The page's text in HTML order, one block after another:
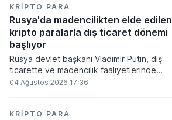
kayıplarının tetikleyeceği kredi krizinin
küresel likidite artışına yol açacağını belirtti
ve bitcoinin bu süreçte en hızlı tepki veren
varlık olacağı vurguladı.
KRIPTO PARA
Rusya'da madencilikten elde edilen
kripto paralarla dış ticaret dönemi
başlıyor
Rusya devlet başkanı Vladimir Putin, dış
ticarette ve madencilik faaliyetlerinde
kripto varlıkların kullanımına onay veren
elde edilen dijital paraların belirli şartlar
04 Ağustos 2026 17:36
KRIPTO PARA